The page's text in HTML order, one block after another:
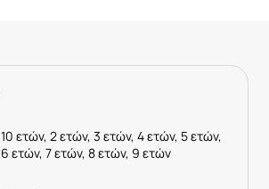
10 ετών, 2 ετών, 3 ετών, 4 ετών, 5 ετών,
6 ετών, 7 ετών, 8 ετών, 9 ετών